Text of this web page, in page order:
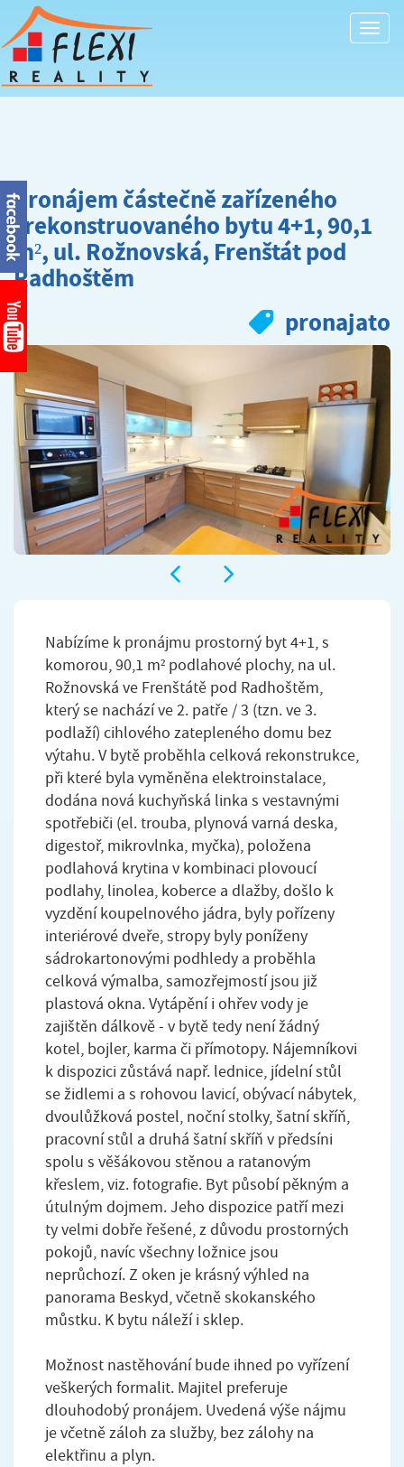
Pronájem částečně zařízeného
zrekonstruovaného bytu 4+1, 90,1
m², ul. Rožnovská, Frenštát pod
Radhoštěm
pronajato
Nabízíme k pronájmu prostorný byt 4+1, s
komorou, 90,1 m² podlahové plochy, na ul.
Rožnovská ve Frenštátě pod Radhoštěm,
který se nachází ve 2. patře / 3 (tzn. ve 3.
podlaží) cihlového zatepleného domu bez
výtahu. V bytě proběhla celková rekonstrukce,
při které byla vyměněna elektroinstalace,
dodána nová kuchyňská linka s vestavnými
spotřebiči (el. trouba, plynová varná deska,
digestoř, mikrovlnka, myčka), položena
podlahová krytina v kombinaci plovoucí
podlahy, linolea, koberce a dlažby, došlo k
vyzdění koupelnového jádra, byly pořízeny
interiérové dveře, stropy byly poníženy
sádrokartonovými podhledy a proběhla
celková výmalba, samozřejmostí jsou již
plastová okna. Vytápění i ohřev vody je
zajištěn dálkově - v bytě tedy není žádný
kotel, bojler, karma či přímotopy. Nájemníkovi
k dispozici zůstává např. lednice, jídelní stůl
se židlemi a s rohovou lavicí, obývací nábytek,
dvoulůžková postel, noční stolky, šatní skříň,
pracovní stůl a druhá šatní skříň v předsíni
spolu s věšákovou stěnou a ratanovým
křeslem, viz. fotografie. Byt působí pěkným a
útulným dojmem. Jeho dispozice patří mezi
ty velmi dobře řešené, z důvodu prostorných
pokojů, navíc všechny ložnice jsou
neprůchozí. Z oken je krásný výhled na
panorama Beskyd, včetně skokanského
můstku. K bytu náleží i sklep.
Možnost nastěhování bude ihned po vyřízení
veškerých formalit. Majitel preferuje
dlouhodobý pronájem. Uvedená výše nájmu
je včetně záloh za služby, bez zálohy na
elektřinu a plyn.